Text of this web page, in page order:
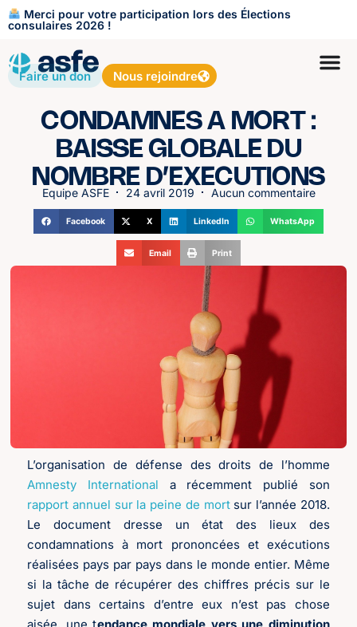
Merci pour votre participation lors des Élections
consulaires 2026 !
Faire un don Nous rejoindre
CONDAMNES A MORT :
BAISSE GLOBALE DU
NOMBRE D’EXECUTIONS
Equipe ASFE 24 avril 2019 Aucun commentaire
Facebook X LinkedIn WhatsApp
Email Print
L’organisation de défense des droits de l’homme
Amnesty International a récemment publié son
rapport annuel sur la peine de mortsur l’année 2018.
Le document dresse un état des lieux des
condamnations à mort prononcées et exécutions
réalisées pays par pays dans le monde entier. Même
si la tâche de récupérer des chiffres précis sur le
sujet dans certains d’entre eux n’est pas chose